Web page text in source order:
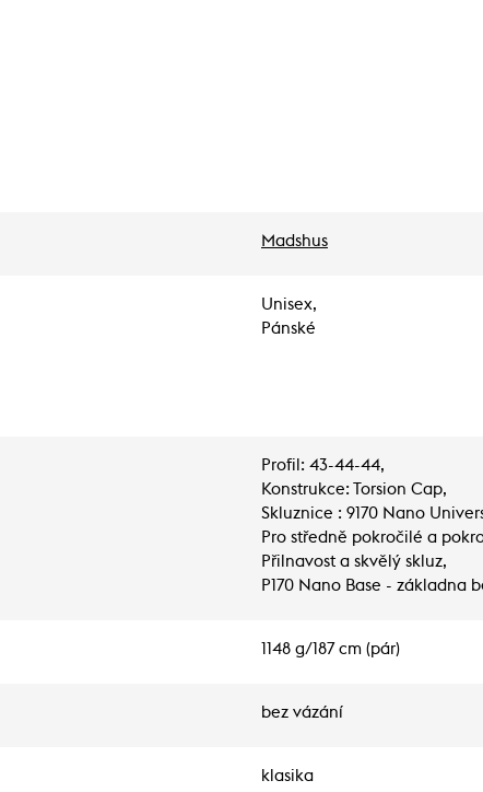
Madshus
Unisex,
Pánské
Profil: 43-44-44,
Konstrukce: Torsion Cap,
Skluznice : 9170 Nano
Pro středně pokročilé a
Přilnavost a skvělý skluz,
P170 Nano Base - základna
1148 g/187 cm (pár)
bez vázání
klasika